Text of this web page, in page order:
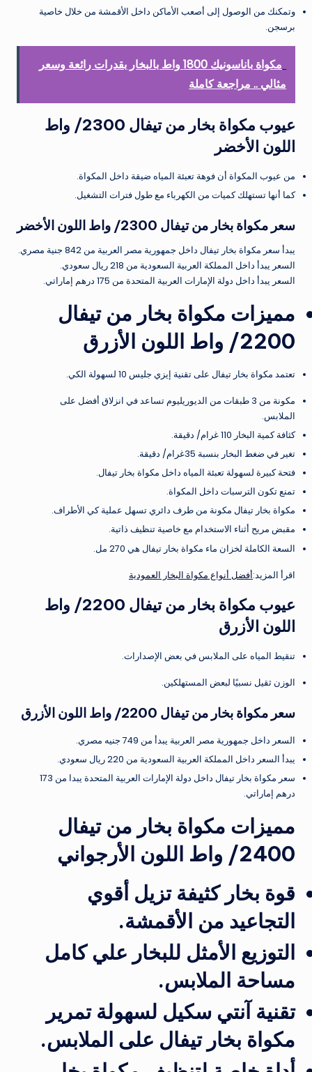
وتمكنك من الوصول إلى أصعب الأماكن داخل الأقمشة من خلال خاصية
برسجن.
مكواة باناسونيك 1800 واط بالبخار بقدرات رائعة وسعر
مثالي .. مراجعة كاملة
عيوب مكواة بخار من تيفال 2300/ واط
اللون الأخضر
من عيوب المكواة أن فوهة تعبئة المياه ضيقة داخل المكواة.
كما أنها تستهلك كميات من الكهرباء مع طول فترات التشغيل.
سعر مكواة بخار من تيفال 2300/ واط اللون الأخضر
يبدأ سعر مكواة بخار تيفال داخل جمهورية مصر العربية من 842 جنية مصري.
السعر يبدأ داخل المملكة العربية السعودية من 218 ريال سعودي.
السعر يبدأ داخل دولة الإمارات العربية المتحدة من 175 درهم إماراتي.
مميزات مكواة بخار من تيفال
2200/ واط اللون الأزرق
تعتمد مكواة بخار تيفال على تقنية إيزي جليس 10 لسهولة الكي.
مكونة من 3 طبقات من الديوريليوم تساعد في انزلاق أفضل على
الملابس.
كثافة كمية البخار 110 غرام/ دقيقة.
تغير في ضغط البخار بنسبة 35غرام/ دقيقة.
فتحة كبيرة لسهولة تعبئة المياه داخل مكواة بخار تيفال.
تمنع تكون الترسبات داخل المكواة.
مكواة بخار تيفال مكونة من طرف دائري تسهل عملية كي الأطراف.
مقبض مريح أثناء الاستخدام مع خاصية تنظيف ذاتية.
السعة الكاملة لخزان ماء مكواة بخار تيفال هي 270 مل.
اقرأ المزيد:أفضل أنواع مكواة البخار العمودية
عيوب مكواة بخار من تيفال 2200/ واط
اللون الأزرق
تنقيط المياه على الملابس في بعض الإصدارات.
الوزن ثقيل نسبيًا لبعض المستهلكين.
سعر مكواة بخار من تيفال 2200/ واط اللون الأزرق
السعر داخل جمهورية مصر العربية يبدأ من 749 جنيه مصري.
يبدأ السعر داخل المملكة العربية السعودية من 220 ريال سعودي.
سعر مكواة بخار تيفال داخل دولة الإمارات العربية المتحدة يبدا من 173
درهم إماراتي.
مميزات مكواة بخار من تيفال
2400/ واط اللون الأرجواني
قوة بخار كثيفة تزيل أقوي
التجاعيد من الأقمشة.
التوزيع الأمثل للبخار علي كامل
مساحة الملابس.
تقنية آنتي سكيل لسهولة تمرير
مكواة بخار تيفال على الملابس.